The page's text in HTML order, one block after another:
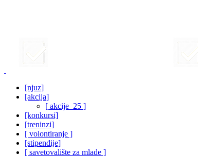
[njuz]
[akcija]
[ akcije_25 ]
[konkursi]
[treninzi]
[ volontiranje ]
[stipendije]
[ savetovalište za mlade ]